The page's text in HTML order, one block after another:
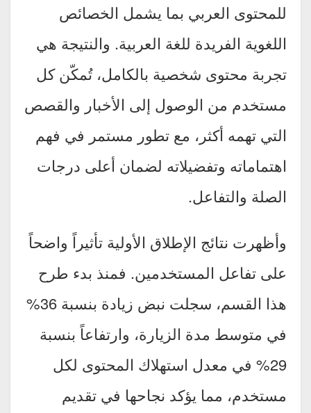
للمحتوى العربي بما يشمل الخصائص
اللغوية الفريدة للغة العربية. والنتيجة هي
تجربة محتوى شخصية بالكامل، تُمكّن كل
مستخدم من الوصول إلى الأخبار والقصص
التي تهمه أكثر، مع تطور مستمر في فهم
اهتماماته وتفضيلاته لضمان أعلى درجات
الصلة والتفاعل.
وأظهرت نتائج الإطلاق الأولية تأثيراً واضحاً
على تفاعل المستخدمين. فمنذ بدء طرح
هذا القسم، سجلت نبض زيادة بنسبة 36%
في متوسط مدة الزيارة، وارتفاعاً بنسبة
29% في معدل استهلاك المحتوى لكل
مستخدم، مما يؤكد نجاحها في تقديم